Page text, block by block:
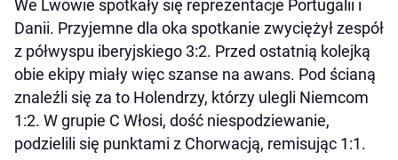
We Lwowie spotkały się reprezentacje Portugalii i
Danii. Przyjemne dla oka spotkanie zwyciężył zespół
z półwyspu iberyjskiego 3:2. Przed ostatnią kolejką
obie ekipy miały więc szanse na awans. Pod ścianą
znaleźli się za to Holendrzy, którzy ulegli Niemcom
1:2. W grupie C Włosi, dość niespodziewanie,
podzielili się punktami z Chorwacją, remisując 1:1.